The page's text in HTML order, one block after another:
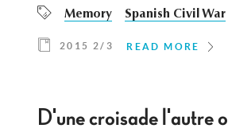
Memory Spanish Civil War
2015 2/3 READ MORE
D'une croisade l'autre